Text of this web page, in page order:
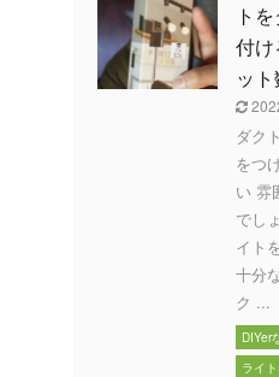
ト
付
ッ
ダク
をつ
い 雰
でし
イト
十分
ク ...
DIYer
ライ